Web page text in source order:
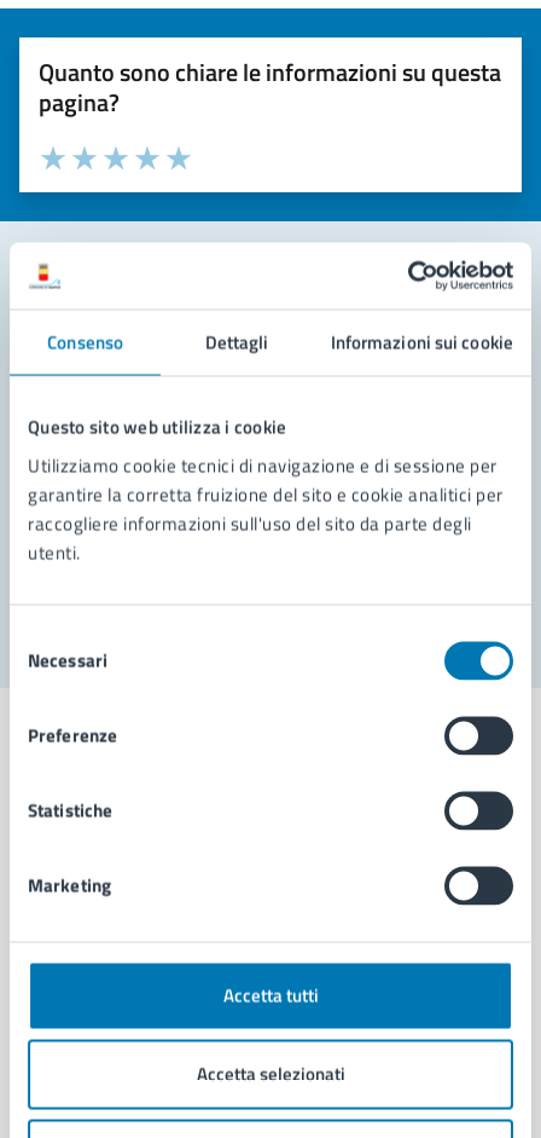
Consenso Dettagli Informazioni sui cookie
Questo sito web utilizza i cookie
Utilizziamo cookie tecnici di navigazione e di sessione per
garantire la corretta fruizione del sito e cookie analitici per
raccogliere informazioni sull'uso del sito da parte degli
utenti.
delNecessari
Preferenze
Statistiche
Marketing
Accetta tutti
Accetta selezionati
Quanto sono chiare le informazioni su questa
pagina?
Valuta la chiarezza delle informazioni (da 1 a 5 stelle)
Seleziona il numero di stelle per valutare la chiarezza delle
Valuta 5 stelle su 5
Valuta 4 stelle su 5
Valuta 3 stelle su 5
Valuta 2 stelle su 5
Valuta 1 stelle su 5
Leggi le domande frequenti
Richiedi assistenza
Prenota appuntamento
Problemi in città
Comune di Napoli
AMMINISTRAZIONE
Organi di governo
Enti e fondazioni
Personale amministrativo